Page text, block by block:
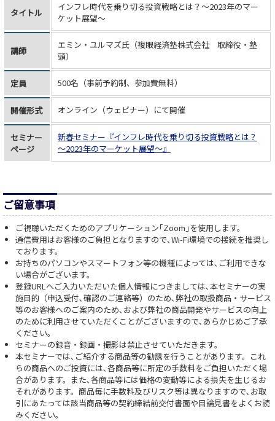
タイトル
インフレ時代を乗り切る投資戦略とは？～2023年のマー
ケット展望～
講師
エミン・ユルマズ氏（複眼経済塾株式会社 取締役・塾
頭）
定員 500名（事前予約制、参加費無料）
開催形式 オンライン（ウェビナー）にて開催
セミナー
ページ
新春セミナー『インフレ時代を乗り切る投資戦略とは？
～2023年のマーケット展望～』
ご留意事項
ご視聴いただくためのアプリケーション｢Zoom｣を使用します。
通信費用はお客様のご負担となりますので､Wi-Fi環境での接続を推奨し
ております。
お持ちのパソコンやスマートフォン等の機種によっては､ご利用できな
い場合がございます。
登録URLへご入力いただいた個人情報につきましては､本セミナーの実
施目的（申込受付､確認のご連絡等）のため､弊社の取扱商品・サービス
等のお客様へのご案内のため､および弊社の商品開発やサービスの向上
のために利用させていただくことがございますので､あらかじめご了承
ください。
セミナーの録音・録画・撮影は禁止させていただきます。
本セミナーでは､ご紹介する商品等の勧誘を行うことがあります。これ
らの商品へのご投資には､各商品等に所定の手数料をご負担いただく場
合があります。また､各商品等には価格の変動等による損失を生じるお
それがあります。商品毎に手数料及びリスク等は異なりますので､お取
引にあたっては該当商品等の契約締結前交付書面や目論見書をよくお読
みください。